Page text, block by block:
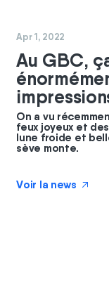
#commun
Apr 1, 2022
Au GBC,
On a vu
feux joyeux et
lune froide et
sève monte.
Voir la news ↗